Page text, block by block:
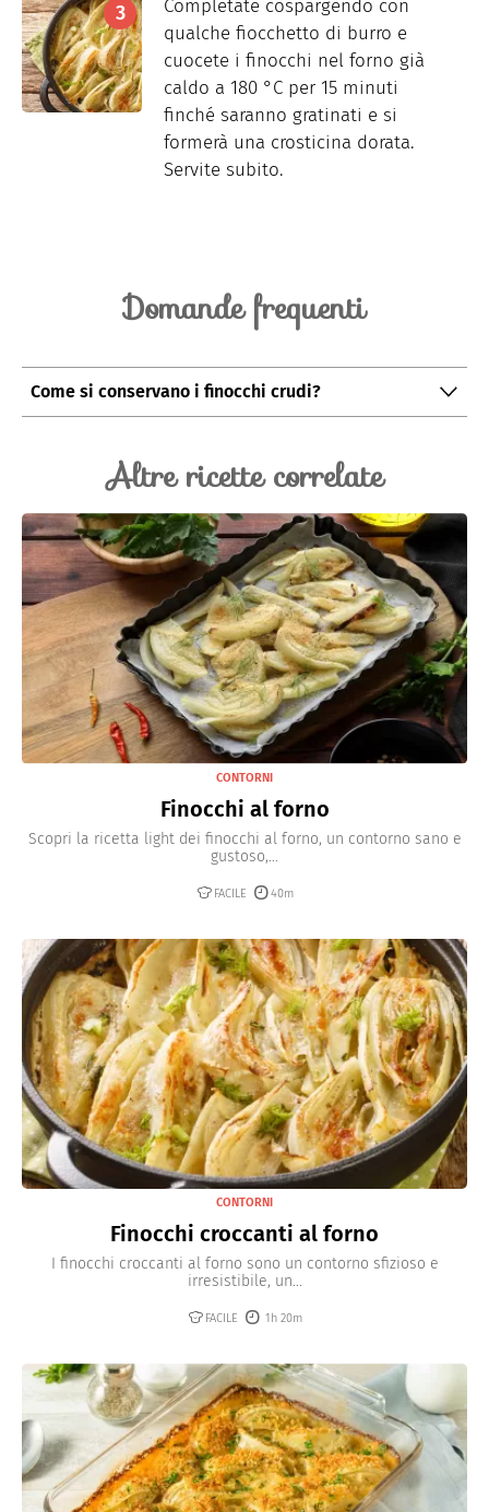
Completate cospargendo con
qualche fiocchetto di burro e
cuocete i finocchi nel forno già
caldo a 180 °C per 15 minuti
finché saranno gratinati e si
formerà una crosticina dorata.
Servite subito.
Domande frequenti
Come si conservano i finocchi crudi?
un luogo fresco e asciutto, ad una temperatura
compresa tra i 3 e i 6 gradi. Si mantengono per circa 20
poco più.
Altre ricette correlate
CONTORNI
Finocchi al forno
Scopri la ricetta light dei finocchi al forno, un contorno sano e
gustoso,...
FACILE 40m
CONTORNI
Finocchi croccanti al forno
I finocchi croccanti al forno sono un contorno sfizioso e
irresistibile, un...
FACILE 1h 20m